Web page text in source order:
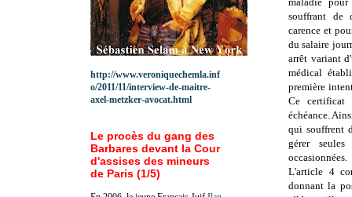
souffrant de
carence et
du salaire
arrêt variant
médical
première
Ce certificat
échéance.
qui souffrent
gérer
occasionnées.
L'article 4
donnant la
http://www.veroniquechemla.inf
o/2011/11/interview-de-maitre-
axel-metzker-avocat.html
Le procès du gang des
Barbares devant la Cour
d'assises des mineurs
de Paris (1/5)